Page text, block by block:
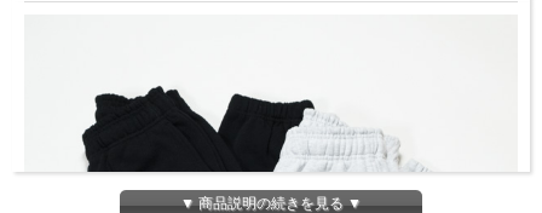
▼ 商品説明の続きを見る ▼